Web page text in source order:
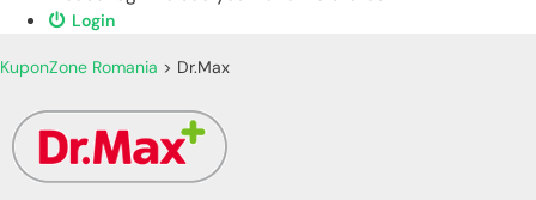
Login
KuponZone Romania > Dr.Max